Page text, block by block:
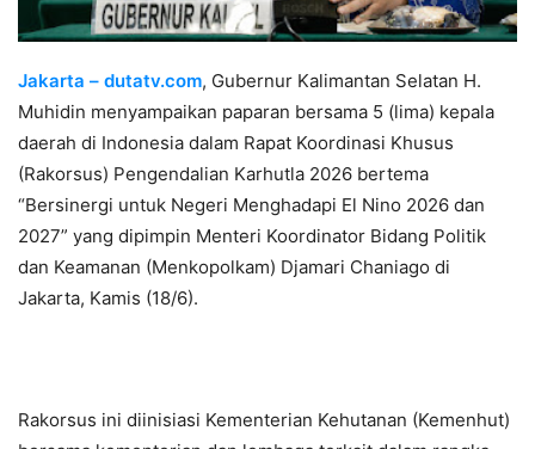
Jakarta – dutatv.com, Gubernur Kalimantan Selatan H.
Muhidin menyampaikan paparan bersama 5 (lima) kepala
daerah di Indonesia dalam Rapat Koordinasi Khusus
(Rakorsus) Pengendalian Karhutla 2026 bertema
“Bersinergi untuk Negeri Menghadapi El Nino 2026 dan
2027” yang dipimpin Menteri Koordinator Bidang Politik
dan Keamanan (Menkopolkam) Djamari Chaniago di
Jakarta, Kamis (18/6).
Rakorsus ini diinisiasi Kementerian Kehutanan (Kemenhut)